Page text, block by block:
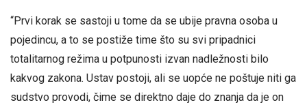
“Prvi korak se sastoji u tome da se ubije pravna osoba u
pojedincu, a to se postiže time što su svi pripadnici
totalitarnog režima u potpunosti izvan nadležnosti bilo
kakvog zakona. Ustav postoji, ali se uopće ne poštuje niti ga
sudstvo provodi, čime se direktno daje do znanja da je on